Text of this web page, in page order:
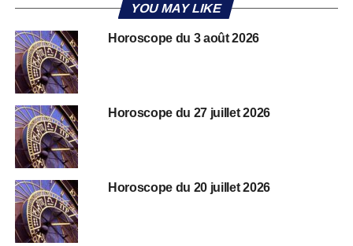
YOU MAY LIKE
Horoscope du 3 août 2026
Horoscope du 27 juillet 2026
Horoscope du 20 juillet 2026